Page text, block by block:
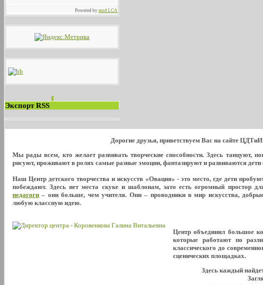
Powered bymod LCA
Экспорт RSS
Дорогие друзья, приветствуем Вас на сайте
Мы рады всем, кто желает развивать творческие способности. Здесь танцуют,
рисуют, проживают в ролях самые разные эмоции, фантазируют и развиваются дети
Наш Центр детского творчества и искусств «Овация» - это место, где дети
побеждают. Здесь нет места скуке и шаблонам, зато есть огромный простор
педагоги – они больше, чем учителя. Они – проводники в мир искусства,
любую классную идею.
Центр объединил большое
которые работают по
классического до
сценических площадках.
Здесь каждый